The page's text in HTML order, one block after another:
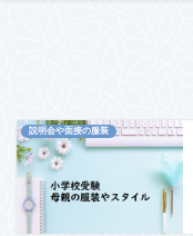
説明会や面接の服装